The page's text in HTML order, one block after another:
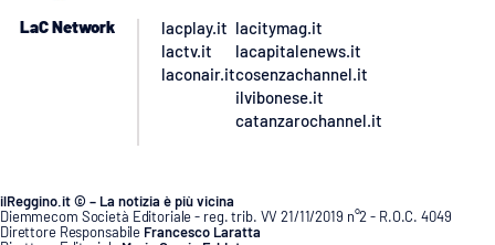
LaC Network
lacplay.it
lactv.it
laconair.it
lacitymag.it
lacapitalenews.it
cosenzachannel.it
ilvibonese.it
catanzarochannel.it
ilReggino.it © – La notizia è più vicina
Diemmecom Società Editoriale - reg. trib. VV 21/11/2019 n°2 - R.O.C. 4049
Direttore Responsabile Francesco Laratta